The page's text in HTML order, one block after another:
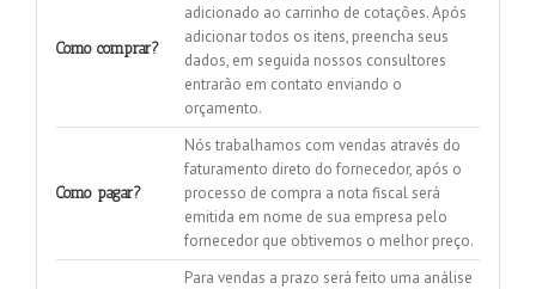
Como comprar?
adicionado ao carrinho de cotações. Após
adicionar todos os itens, preencha seus
dados, em seguida nossos consultores
entrarão em contato enviando o
orçamento.
Como pagar?
Nós trabalhamos com vendas através do
faturamento direto do fornecedor, após o
processo de compra a nota fiscal será
emitida em nome de sua empresa pelo
fornecedor que obtivemos o melhor preço.
Para vendas a prazo será feito uma análise